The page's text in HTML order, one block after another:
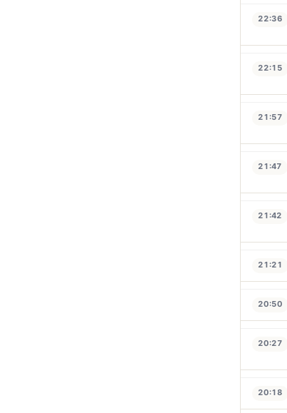
22:36
22:15
21:57
21:47
21:42
21:21
20:50
20:27
20:18